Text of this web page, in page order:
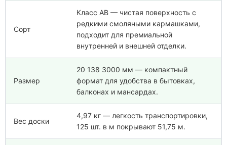
Сорт
Класс АВ — чистая поверхность с
редкими смоляными кармашками,
подходит для премиальной
внутренней и внешней отделки.
Размер
20 138 3000 мм — компактный
формат для удобства в бытовках,
балконах и мансардах.
Вес доски
4,97 кг — легкость транспортировки,
125 шт. в м покрывают 51,75 м.